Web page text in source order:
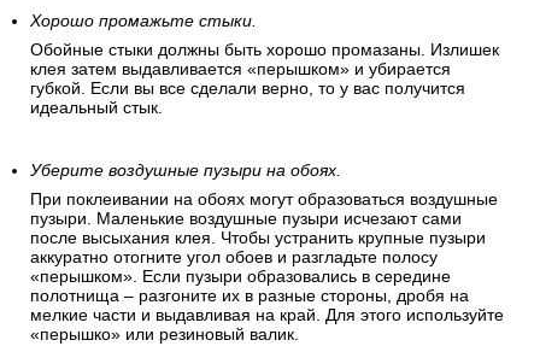
Хорошо промажьте стыки.
Обойные стыки должны быть хорошо промазаны. Излишек
клея затем выдавливается «перышком» и убирается
губкой. Если вы все сделали верно, то у вас получится
идеальный стык.
Уберите воздушные пузыри на обоях.
При поклеивании на обоях могут образоваться воздушные
пузыри. Маленькие воздушные пузыри исчезают сами
после высыхания клея. Чтобы устранить крупные пузыри
аккуратно отогните угол обоев и разгладьте полосу
«перышком». Если пузыри образовались в середине
полотнища – разгоните их в разные стороны, дробя на
мелкие части и выдавливая на край. Для этого используйте
«перышко» или резиновый валик.